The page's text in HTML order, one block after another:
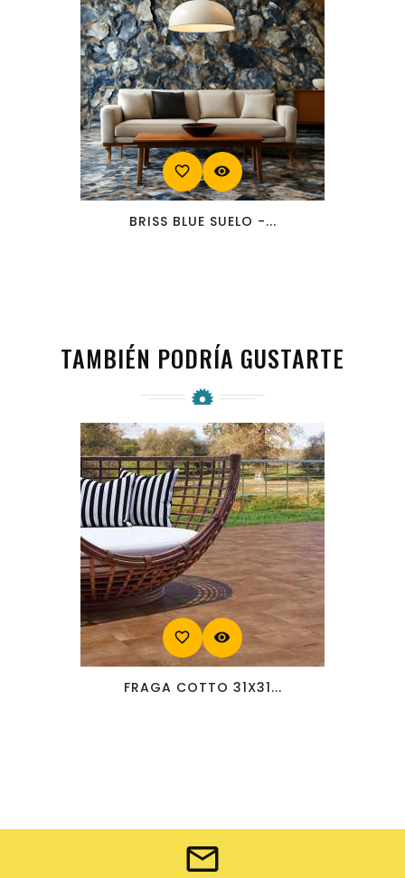
favorite_border visibility
BRISS BLUE SUELO -...
TAMBIÉN PODRÍA GUSTARTE
favorite_border visibility
FRAGA COTTO 31X31...